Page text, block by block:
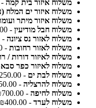
משלוח איזור בית קמה - ₪150.00
משלוח איזור ים המלח
משלוח איזור מיתר
משלוח חבל מודיעין - ₪300.00
משלוח לאזור נס ציונה - ₪250.00
משלוח לאזור רחובות - ₪250.00
משלוח לאיזור דורות /
משלוח לאיזור כפר
משלוח לבת ים - ₪250.00
משלוח להרצליה - ₪350.00
משלוח לחיפה - ₪700.00
משלוח לערד - ₪400.00